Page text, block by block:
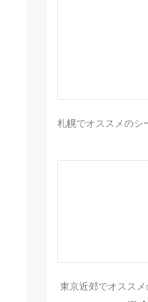
札幌でオススメのシ
東京近郊でオスス